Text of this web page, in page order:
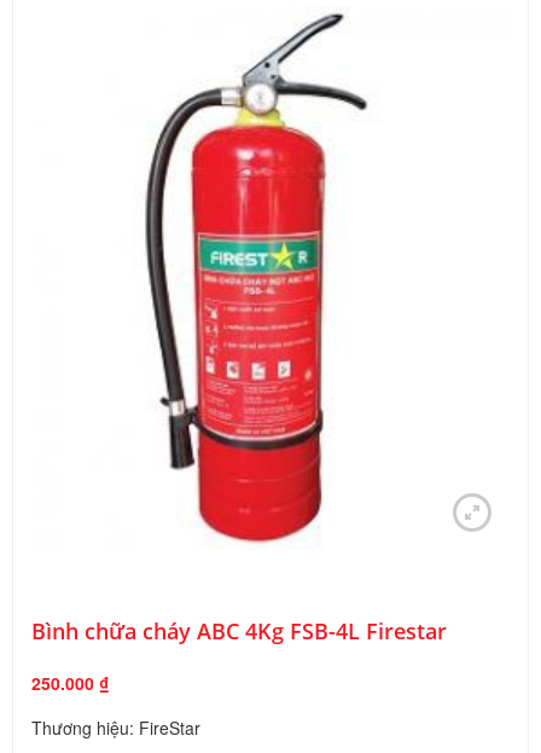
Bình chữa cháy ABC 4Kg FSB-4L Firestar
250.000 ₫
Thương hiệu: FireStar